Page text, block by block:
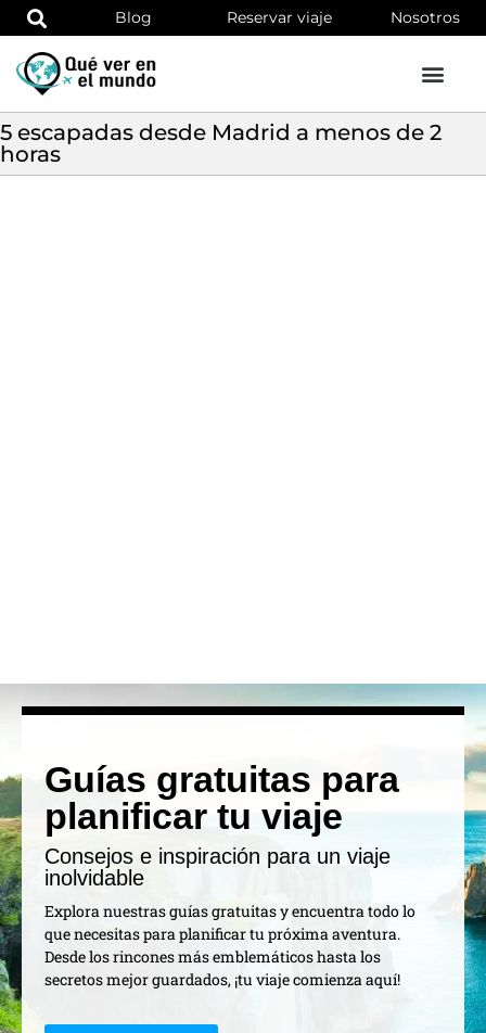
Blog Reservar viaje Nosotros
5 escapadas desde Madrid a menos de 2
horas
Guías gratuitas para
planificar tu viaje
Consejos e inspiración para un viaje
inolvidable
Explora nuestras guías gratuitas y encuentra todo lo
que necesitas para planificar tu próxima aventura.
Desde los rincones más emblemáticos hasta los
secretos mejor guardados, ¡tu viaje comienza aquí!